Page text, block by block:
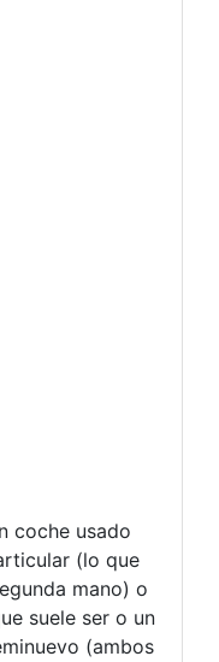
coche usado
(lo que
mano) o
suele ser o un
(ambos